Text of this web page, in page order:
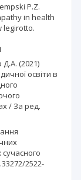
P.Z.
in health
legirotto.
(2021)
освіти в
/ За ред.
сучасного
2522-